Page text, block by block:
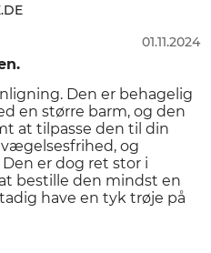
01.11.2024
Den er behagelig
en større barm, og den
at tilpasse den til din
og
er dog ret stor i
bestille den mindst en
have en tyk trøje på